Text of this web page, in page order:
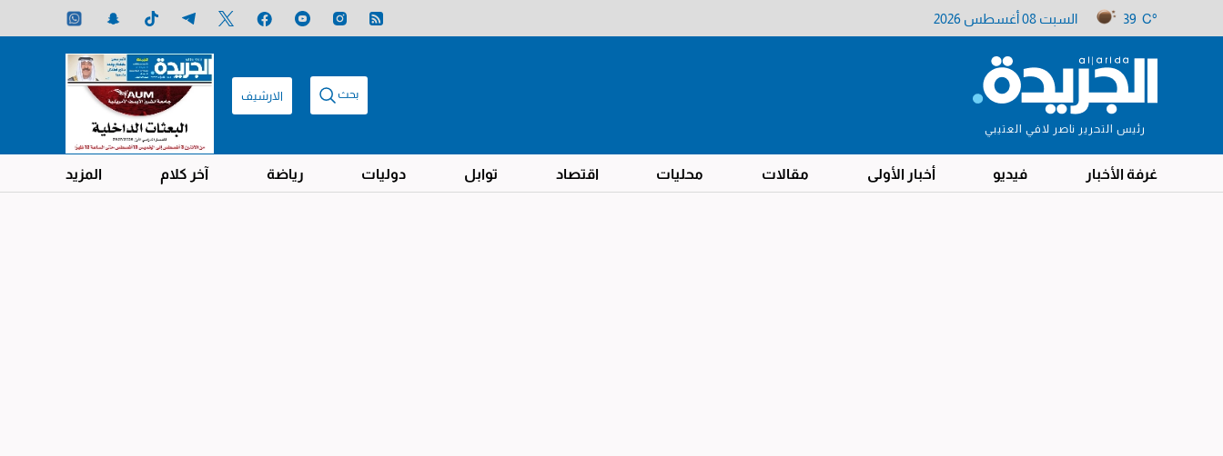
39 C° السبت 08 أغسطس 2026
رئيس التحرير ناصر لافي العتيبي
بحث الارشيف
غرفة الأخبار فيديو أخبار الأولى مقالات محليات اقتصاد توابل دوليات رياضة آخر كلام المزيد